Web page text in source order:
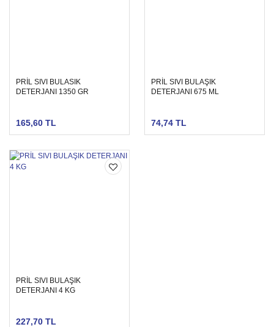
PRİL SIVI BULASIK
DETERJANI 1350 GR
165,60 TL
PRİL SIVI BULAŞIK
DETERJANI 675 ML
74,74 TL
PRİL SIVI BULAŞIK
DETERJANI 4 KG
227,70 TL